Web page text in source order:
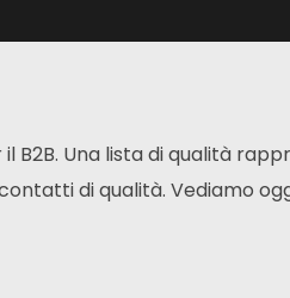
B2B. Una lista di qualità
di qualità. Vediamo